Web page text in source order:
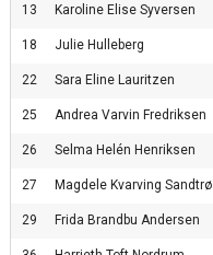
13 Karoline Elise Syversen
18 Julie Hulleberg
22 Sara Eline Lauritzen
25 Andrea Varvin Fredriksen
26 Selma Helén Henriksen
27 Magdele Kvarving Sandtrø
29 Frida Brandbu Andersen